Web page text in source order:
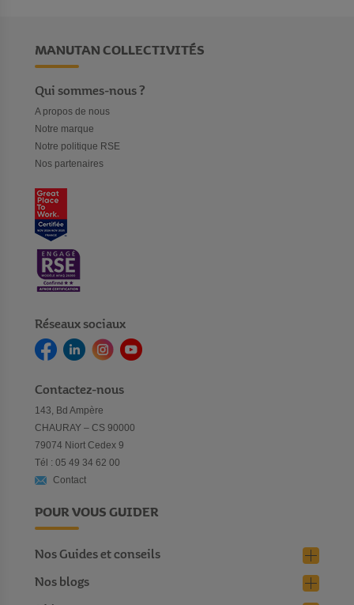
MANUTAN COLLECTIVITÉS
Qui sommes-nous ?
A propos de nous
Notre marque
Notre politique RSE
Nos partenaires
Réseaux sociaux
Contactez-nous
143, Bd Ampère
CHAURAY – CS 90000
79074 Niort Cedex 9
Tél : 05 49 34 62 00
Contact
POUR VOUS GUIDER
Nos Guides et conseils
Nos blogs